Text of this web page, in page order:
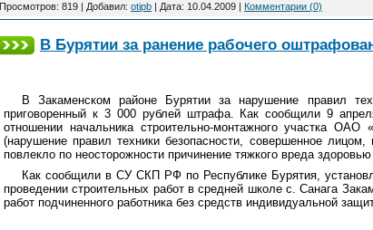
Просмотров: 819 | Добавил: otipb | Дата: 10.04.2009 Комментарии (0)
В Бурятии за ранение рабочего
В Закаменском районе Бурятии за нарушение правил
приговоренный к 3 000 рублей штрафа. Как сообщили 9
отношении начальника строительно-монтажного участка
(нарушение правил техники безопасности, совершенное
повлекло по неосторожности причинение тяжкого вреда
Как сообщили в СУ СКП РФ по Республике Бурятия,
проведении строительных работ в средней школе с. Санага
работ подчиненного работника без средств индивидуальной